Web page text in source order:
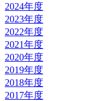
2024年度
2023年度
2022年度
2021年度
2020年度
2019年度
2018年度
2017年度